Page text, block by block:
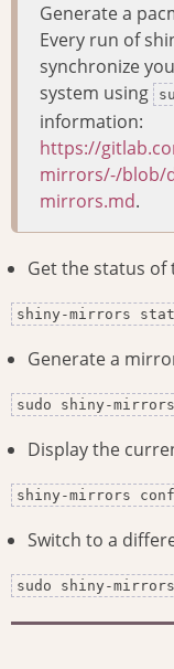
Generate a
Every run of
synchronize
system using
information:
https://
mirrors/-/blob/
mirrors.md.
Get the status
shiny-mirrors
Generate a
sudo shiny-
Display the
shiny-mirrors
Switch to a
sudo shiny-